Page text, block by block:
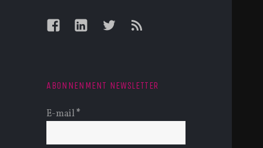
FacebookLinkedInTwitterFeed
ABONNENMENT NEWSLETTER
E-mail*